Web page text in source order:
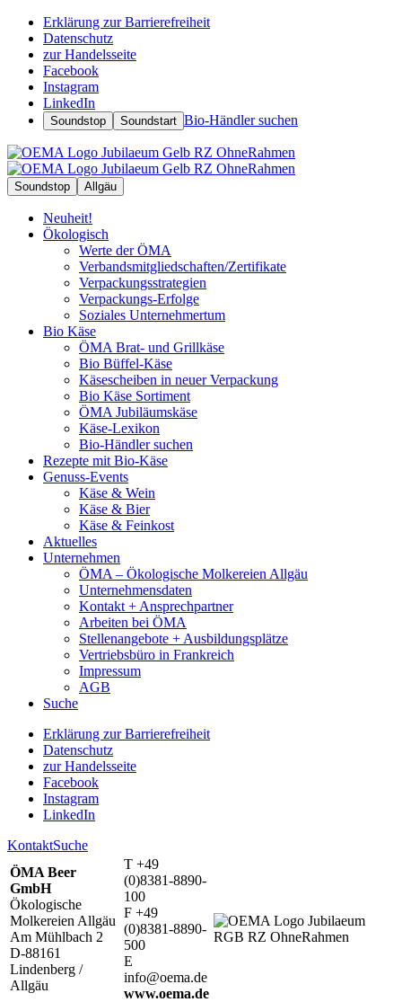
Erklärung zur Barrierefreiheit
Datenschutz
zur Handelsseite
Facebook
Instagram
LinkedIn
Soundstop Soundstart Bio-Händler suchen
Soundstop Allgäu
Neuheit!
Ökologisch
Werte der ÖMA
Verbandsmitgliedschaften/Zertifikate
Verpackungsstrategien
Verpackungs-Erfolge
Soziales Unternehmertum
Bio Käse
ÖMA Brat- und Grillkäse
Bio Büffel-Käse
Käsescheiben in neuer Verpackung
Bio Käse Sortiment
ÖMA Jubiläumskäse
Käse-Lexikon
Bio-Händler suchen
Rezepte mit Bio-Käse
Genuss-Events
Käse & Wein
Käse & Bier
Käse & Feinkost
Aktuelles
Unternehmen
ÖMA – Ökologische Molkereien Allgäu
Unternehmensdaten
Kontakt + Ansprechpartner
Arbeiten bei ÖMA
Stellenangebote + Ausbildungsplätze
Vertriebsbüro in Frankreich
Impressum
AGB
Suche
Erklärung zur Barrierefreiheit
Datenschutz
zur Handelsseite
Facebook
Instagram
LinkedIn
KontaktSuche
ÖMA Beer
GmbH
Ökologische
Molkereien Allgäu
Am Mühlbach 2
D-88161
Lindenberg /
Allgäu
T +49
(0)8381-8890-
100
F +49
(0)8381-8890-
500
E
info@oema.de
www.oema.de